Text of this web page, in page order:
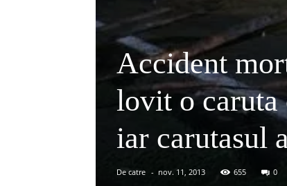
Accident
lovit o caruta
iar carutasul
De catre - nov. 11, 2013 655 0